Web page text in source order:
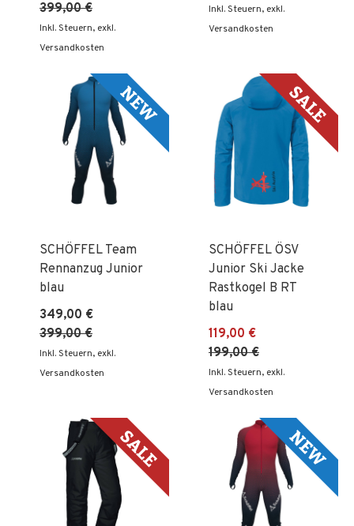
399,00 €
Inkl. Steuern, exkl.
Versandkosten
Inkl. Steuern, exkl.
Versandkosten
SCHÖFFEL Team
Rennanzug Junior
blau
349,00 €
399,00 €
Inkl. Steuern, exkl.
Versandkosten
SCHÖFFEL ÖSV
Junior Ski Jacke
Rastkogel B RT
blau
119,00 €
199,00 €
Inkl. Steuern, exkl.
Versandkosten